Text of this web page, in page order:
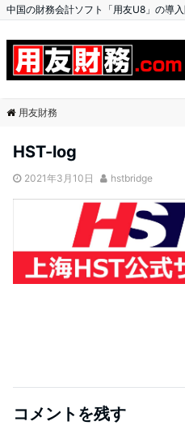
中国の財務会計ソフト「用友U8」の導
用友財務
HST-log
2021年3月10日 hstbridge
コメントを残す